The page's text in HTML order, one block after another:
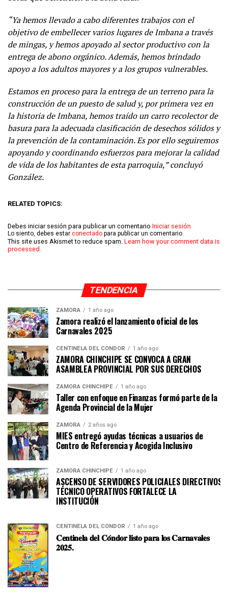
“Ya hemos llevado a cabo diferentes trabajos con el
objetivo de embellecer varios lugares de Imbana a través
de mingas, y hemos apoyado al sector productivo con la
entrega de abono orgánico. Además, hemos brindado
apoyo a los adultos mayores y a los grupos vulnerables.
Estamos en proceso para la entrega de un terreno para la
construcción de un puesto de salud y, por primera vez en
la historia de Imbana, hemos traído un carro recolector de
basura para la adecuada clasificación de desechos sólidos y
la prevención de la contaminación. Es por ello seguiremos
apoyando y coordinando esfuerzos para mejorar la calidad
de vida de los habitantes de esta parroquia,” concluyó
González.
RELATED TOPICS:
Debes iniciar sesión para publicar un comentario Iniciar sesión
Lo siento, debes estar conectado para publicar un comentario.
This site uses Akismet to reduce spam. Learn how your comment data is
processed.
TENDENCIA
ZAMORA 1 año ago
Zamora realizó el lanzamiento oficial de los
Carnavales 2025
CENTINELA DEL CÓNDOR 1 año ago
ZAMORA CHINCHIPE SE CONVOCA A GRAN
ASAMBLEA PROVINCIAL POR SUS DERECHOS
ZAMORA CHINCHIPE 1 año ago
Taller con enfoque en Finanzas formó parte de la
Agenda Provincial de la Mujer
ZAMORA 2 años ago
MIES entregó ayudas técnicas a usuarios de
Centro de Referencia y Acogida Inclusivo
ZAMORA CHINCHIPE 1 año ago
ASCENSO DE SERVIDORES POLICIALES DIRECTIVOS Y
TÉCNICO OPERATIVOS FORTALECE LA
CENTINELA DEL CÓNDOR 1 año ago
𝐂𝐞𝐧𝐭𝐢𝐧𝐞𝐥𝐚 𝐝𝐞𝐥 𝐂𝐨́𝐧𝐝𝐨𝐫 𝐥𝐢𝐬𝐭𝐨 𝐩𝐚𝐫𝐚 𝐥𝐨𝐬 𝐂𝐚𝐫𝐧𝐚𝐯𝐚𝐥𝐞𝐬
𝟐𝟎𝟐𝟓.